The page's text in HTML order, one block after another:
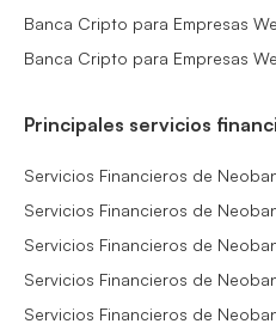
Banca Cripto para Empresas
Banca Cripto para Empresas
Principales servicios
Servicios Financieros de
Servicios Financieros de
Servicios Financieros de
Servicios Financieros de
Servicios Financieros de